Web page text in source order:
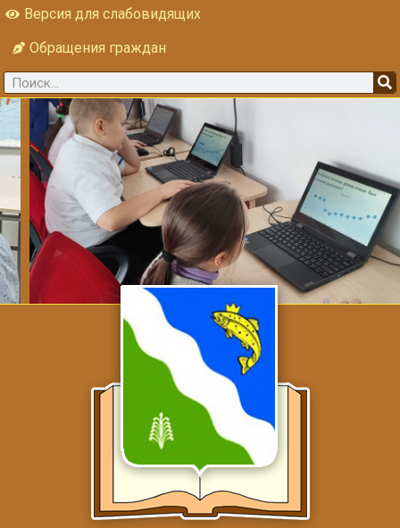
Версия для слабовидящих
Обращения граждан